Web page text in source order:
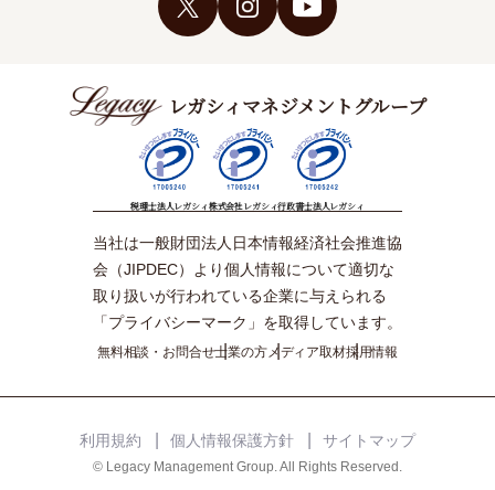
レガシィマネジメントグループ
税理士法人レガシィ株式会社レガシィ行政書士法人レガシィ
当社は一般財団法人日本情報経済社会推進協
会（JIPDEC）より個人情報について適切な
取り扱いが行われている企業に与えられる
「プライバシーマーク」を取得しています。
無料相談・お問合せ士業の方メディア取材採用情報
© Legacy Management Group. All Rights Reserved.
利用規約 個人情報保護方針 サイトマップ